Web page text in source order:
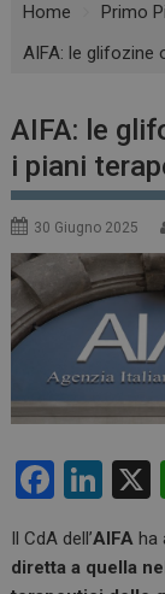
Home
Primo
AIFA: le glifozine
AIFA: le
i piani
30 Giugno 2025
F
ce
Li
ke
Il CdA dell’AIFA ha
diretta a quella